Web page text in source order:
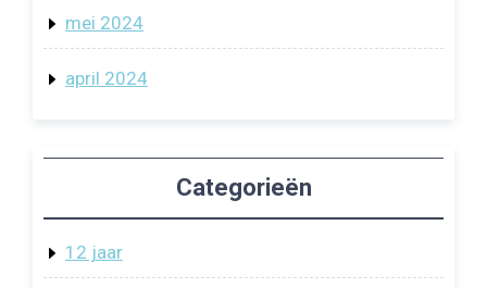
mei 2024
april 2024
Categorieën
12 jaar